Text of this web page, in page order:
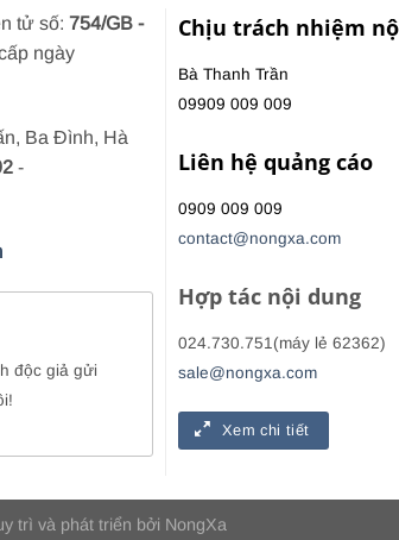
tử số: 754/GB -
ngày
Ba Đình, Hà
-
độc giả gửi
Chịu trách nhiệm
Bà Thanh Trần
09909 009 009
Liên hệ quảng cáo
0909 009 009
contact@nongxa.com
Hợp tác nội dung
024.730.751(máy lẻ 62362)
sale@nongxa.com
Xem chi tiết
trì và phát triển bởi NongXa